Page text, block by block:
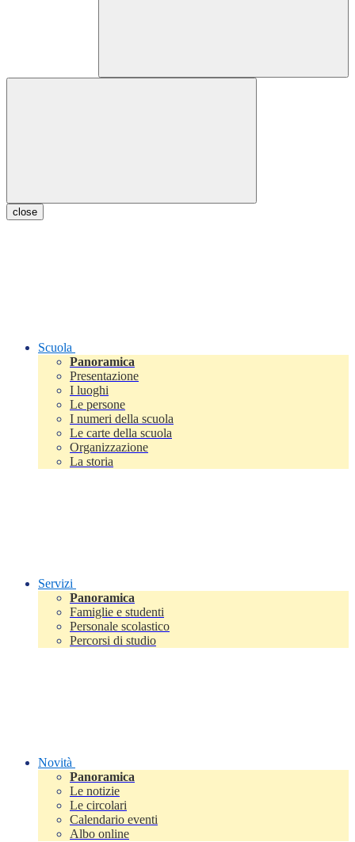
close
Scuola
Panoramica
Presentazione
I luoghi
Le persone
I numeri della scuola
Le carte della scuola
Organizzazione
La storia
Servizi
Panoramica
Famiglie e studenti
Personale scolastico
Percorsi di studio
Novità
Panoramica
Le notizie
Le circolari
Calendario eventi
Albo online